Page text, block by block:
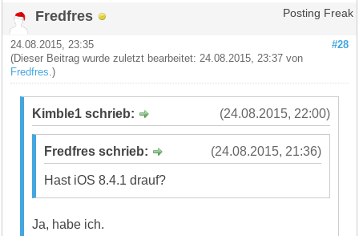
Fredfres Posting Freak
#28
24.08.2015, 23:35
(Dieser Beitrag wurde zuletzt bearbeitet: 24.08.2015, 23:37 von
Fredfres.)
(24.08.2015, 22:00)
Kimble1 schrieb:
(24.08.2015, 21:36)
Fredfres schrieb:
Hast iOS 8.4.1 drauf?
Ja, habe ich.